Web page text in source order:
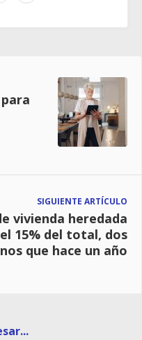
SIGUIENTE ARTÍCULO
vivienda heredada
15% del total, dos
que hace un año